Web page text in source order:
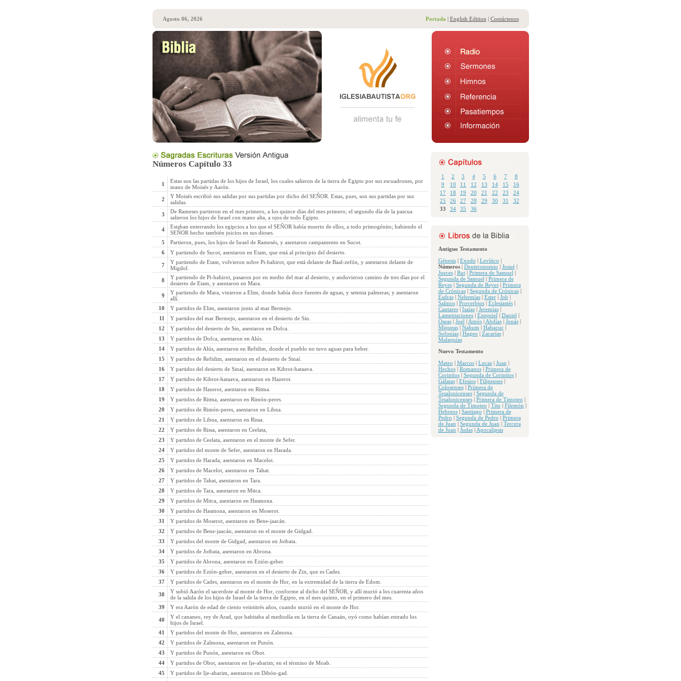
Agosto 06, 2026 Portada | English Edition | Contáctenos
1 2 3 4 5 6 7
8
9
10 11 12 13 14 15
16
17
18 19 20 21 22 23
24
25
26 27 28 29 30 31
32
33
34 35 36
Antiguo Testamento
Génesis| Exodo | Levítico |
Números| Deuteronomio | Josué|
Jueces| Rut| Primera de Samuel |
Segunda de Samuel | Primera de
Reyes| Segunda de Reyes| Primera
de Crónicas| Segunda de Crónicas|
Esdras| Nehemías| Ester| Job |
Salmos| Proverbios| Eclesiastés|
Cantares| Isaías| Jeremías|
Lamentaciones| Ezequiel | Daniel |
Oseas| Joel | Amós| Abdías| Jonás|
Miqueas| Nahum | Habacuc|
Sofonías| Hageo | Zacarías|
Malaquías
Nuevo Testamento
Mateo | Marcos| Lucas| Juan |
Hechos| Romanos| Primera de
Corintios| Segunda de Corintios|
Gálatas| Efesios| Filipenses|
Colosenses| Primera de
Tesalonicenses| Segunda de
Tesalonicenses| Primera de Timoteo |
Segunda de Timoteo | Tito | Filemón |
Hebreos| Santiago | Primera de
Pedro | Segunda de Pedro | Primera
de Juan | Segunda de Juan | Tercera
de Juan | Judas| Apocalipsis
Números Capítulo 33
1
Estas son las partidas de los hijos de Israel, los cuales salieron de la tierra de Egipto por sus escuadrones, por
mano de Moisés y Aarón.
2
Y Moisés escribió sus salidas por sus partidas por dicho del SEÑOR. Estas, pues, son sus partidas por sus
salidas.
3
De Rameses partieron en el mes primero, a los quince días del mes primero; el segundo día de la pascua
salieron los hijos de Israel con mano alta, a ojos de todo Egipto.
4
Estaban enterrando los egipcios a los que el SEÑOR había muerto de ellos, a todo primogénito; habiendo el
SEÑOR hecho también juicios en sus dioses.
5
Partieron, pues, los hijos de Israel de Ramesés, y asentaron campamento en Sucot.
6
Y partiendo de Sucot, asentaron en Etam, que está al principio del desierto.
7
Y partiendo de Etam, volvieron sobre Pi-hahirot, que está delante de Baal-zefón, y asentaron delante de
Migdol.
8
Y partiendo de Pi-hahirot, pasaron por en medio del mar al desierto, y anduvieron camino de tres días por el
desierto de Etam, y asentaron en Mara.
9
Y partiendo de Mara, vinieron a Elim, donde había doce fuentes de aguas, y setenta palmeras; y asentaron
allí.
10
Y partidos de Elim, asentaron junto al mar Bermejo.
11
Y partidos del mar Bermejo, asentaron en el desierto de Sin.
12
Y partidos del desierto de Sin, asentaron en Dofca.
13
Y partidos de Dofca, asentaron en Alús.
14
Y partidos de Alús, asentaron en Refidim, donde el pueblo no tuvo aguas para beber.
15
Y partidos de Refidim, asentaron en el desierto de Sinaí.
16
Y partidos del desierto de Sinaí, asentaron en Kibrot-hataava.
17
Y partidos de Kibrot-hataava, asentaron en Hazerot.
18
Y partidos de Hazerot, asentaron en Ritma.
19
Y partidos de Ritma, asentaron en Rimón-peres.
20
Y partidos de Rimón-peres, asentaron en Libna.
21
Y partidos de Libna, asentaron en Rissa.
22
Y partidos de Rissa, asentaron en Ceelata,
23
Y partidos de Ceelata, asentaron en el monte de Sefer.
24
Y partidos del monte de Sefer, asentaron en Harada.
25
Y partidos de Harada, asentaron en Macelot.
26
Y partidos de Macelot, asentaron en Tahat.
27
Y partidos de Tahat, asentaron en Tara.
28
Y partidos de Tara, asentaron en Mitca.
29
Y partidos de Mitca, asentaron en Hasmona.
30
Y partidos de Hasmona, asentaron en Moserot.
31
Y partidos de Moserot, asentaron en Bene-jaacán.
32
Y partidos de Bene-jaacán, asentaron en el monte de Gidgad.
33
Y partidos del monte de Gidgad, asentaron en Jotbata.
34
Y partidos de Jotbata, asentaron en Abrona.
35
Y partidos de Abrona, asentaron en Ezión-geber.
36
Y partidos de Ezión-geber, asentaron en el desierto de Zin, que es Cades.
37
Y partidos de Cades, asentaron en el monte de Hor, en la extremidad de la tierra de Edom.
38
Y subió Aarón el sacerdote al monte de Hor, conforme al dicho del SEÑOR, y allí murió a los cuarenta años
de la salida de los hijos de Israel de la tierra de Egipto, en el mes quinto, en el primero del mes.
39
Y era Aarón de edad de ciento veintitrés años, cuando murió en el monte de Hor.
40
Y el cananeo, rey de Arad, que habitaba al mediodía en la tierra de Canaán, oyó como habían entrado los
hijos de Israel.
41
Y partidos del monte de Hor, asentaron en Zalmona.
42
Y partidos de Zalmona, asentaron en Punón.
43
Y partidos de Punón, asentaron en Obot.
44
Y partidos de Obot, asentaron en Ije-abarim; en el término de Moab.
45
Y partidos de Ije-abarim, asentaron en Dibón-gad.